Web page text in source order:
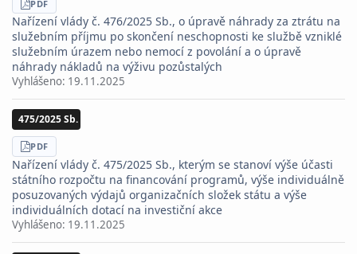
STÁHNOUT
PDF
Nařízení vlády č. 476/2025 Sb., o úpravě náhrady za ztrátu na
služebním příjmu po skončení neschopnosti ke službě vzniklé
služebním úrazem nebo nemocí z povolání a o úpravě
náhrady nákladů na výživu pozůstalých
Vyhlášeno: 19.11.2025
475/2025 Sb.
STÁHNOUT
PDF
Nařízení vlády č. 475/2025 Sb., kterým se stanoví výše účasti
státního rozpočtu na financování programů, výše individuálně
posuzovaných výdajů organizačních složek státu a výše
individuálních dotací na investiční akce
Vyhlášeno: 19.11.2025